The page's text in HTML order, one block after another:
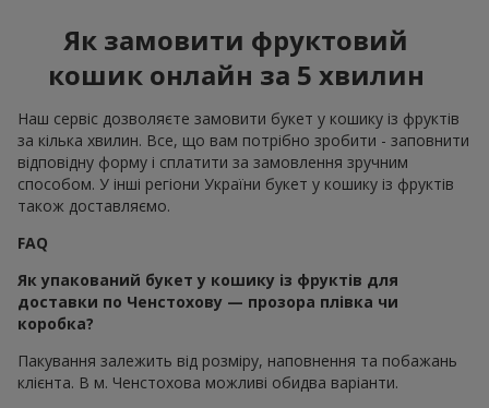
Як замовити фруктовий
кошик онлайн за 5 хвилин
Наш сервіс дозволяєте замовити букет у кошику із фруктів
за кілька хвилин. Все, що вам потрібно зробити - заповнити
відповідну форму і сплатити за замовлення зручним
способом. У інші регіони України букет у кошику із фруктів
також доставляємо.
FAQ
Як упакований букет у кошику із фруктів для
доставки по Ченстохову — прозора плівка чи
коробка?
Пакування залежить від розміру, наповнення та побажань
клієнта. В м. Ченстохова можливі обидва варіанти.